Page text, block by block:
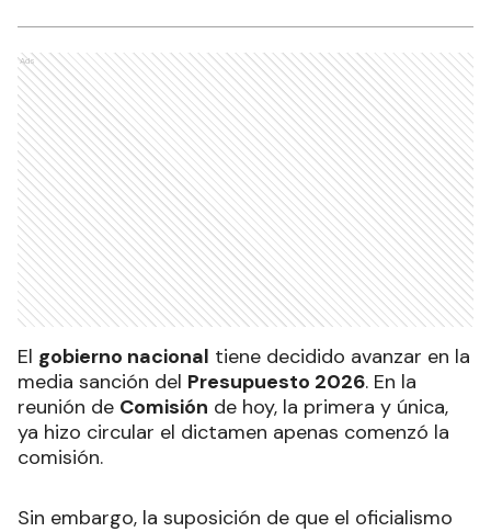
Ads
El gobierno nacional tiene decidido avanzar en la
media sanción del Presupuesto 2026. En la
reunión de Comisión de hoy, la primera y única,
ya hizo circular el dictamen apenas comenzó la
comisión.
Sin embargo, la suposición de que el oficialismo